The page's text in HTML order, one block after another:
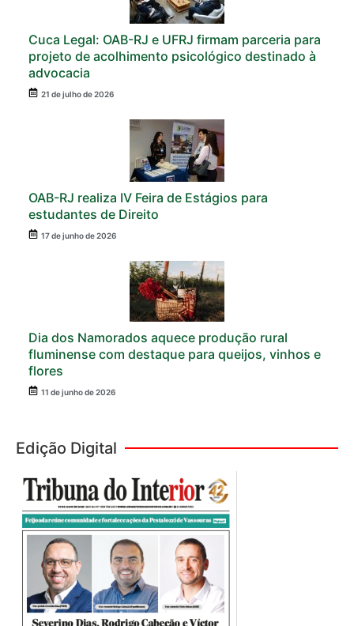
Cuca Legal: OAB-RJ e UFRJ firmam parceria para
projeto de acolhimento psicológico destinado à
advocacia
21 de julho de 2026
OAB-RJ realiza IV Feira de Estágios para
estudantes de Direito
17 de junho de 2026
Dia dos Namorados aquece produção rural
fluminense com destaque para queijos, vinhos e
flores
11 de junho de 2026
Edição Digital